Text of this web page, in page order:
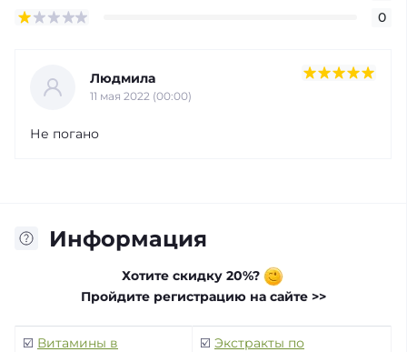
0
Людмила
11 мая 2022 (00:00)
Не погано
Информация
Хотите скидку 20%?
Пройдите регистрацию на сайте >>
☑️ Витамины в
☑️ Экстракты по